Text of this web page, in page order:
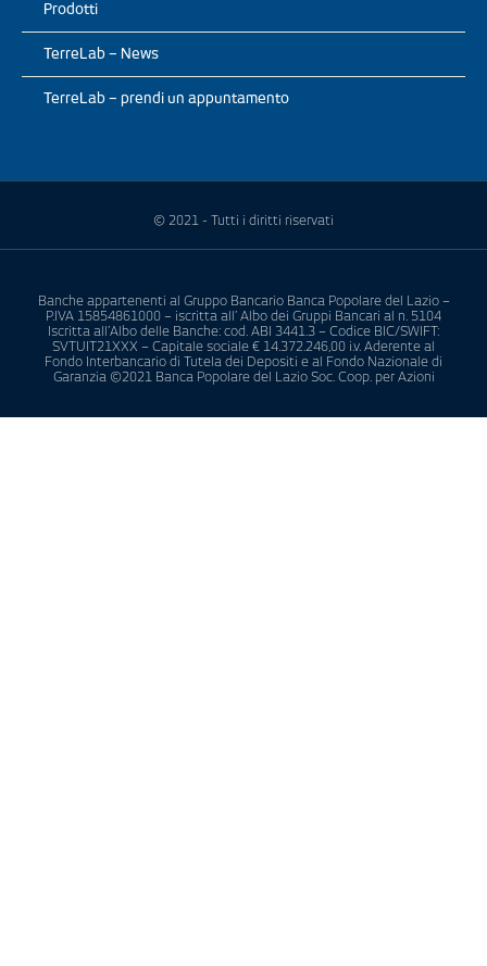
Prodotti
TerreLab – News
TerreLab – prendi un appuntamento
© 2021 - Tutti i diritti riservati
Banche appartenenti al Gruppo Bancario Banca Popolare del Lazio –
P.IVA 15854861000 – iscritta all’ Albo dei Gruppi Bancari al n. 5104
Iscritta all’Albo delle Banche: cod. ABI 3441.3 – Codice BIC/SWIFT:
SVTUIT21XXX – Capitale sociale € 14.372.246,00 i.v. Aderente al
Fondo Interbancario di Tutela dei Depositi e al Fondo Nazionale di
Garanzia ©2021 Banca Popolare del Lazio Soc. Coop. per Azioni